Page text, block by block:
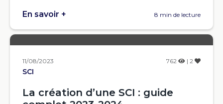
En savoir + 8 min de lecture
11/08/2023 762 | 2
SCI
La création d’une SCI : guide